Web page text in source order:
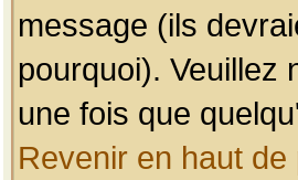
message (ils
pourquoi). Veuillez
une fois que
Revenir en haut de